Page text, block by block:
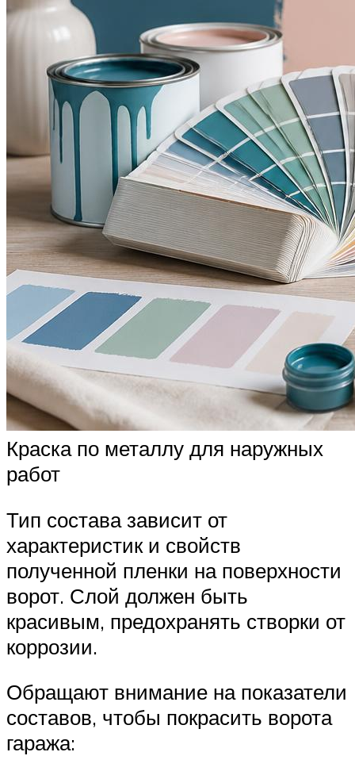
Краска по металлу для наружных
работ
Тип состава зависит от
характеристик и свойств
полученной пленки на поверхности
ворот. Слой должен быть
красивым, предохранять створки от
коррозии.
Обращают внимание на показатели
составов, чтобы покрасить ворота
гаража: